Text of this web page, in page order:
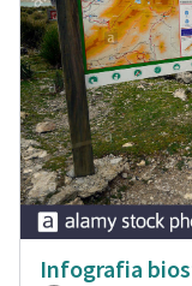
Infografia